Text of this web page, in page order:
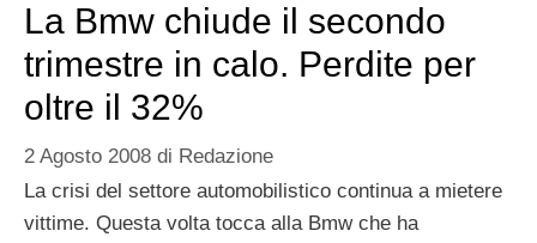
La Bmw chiude il secondo
trimestre in calo. Perdite per
oltre il 32%
2 Agosto 2008 di Redazione
La crisi del settore automobilistico continua a mietere
vittime. Questa volta tocca alla Bmw che ha